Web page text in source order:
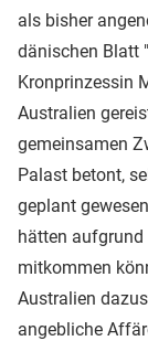
als bisher
dänischen Blatt "
Kronprinzessin
Australien
gemeinsamen
Palast betont,
geplant
hätten
mitkommen
Australien
angebliche